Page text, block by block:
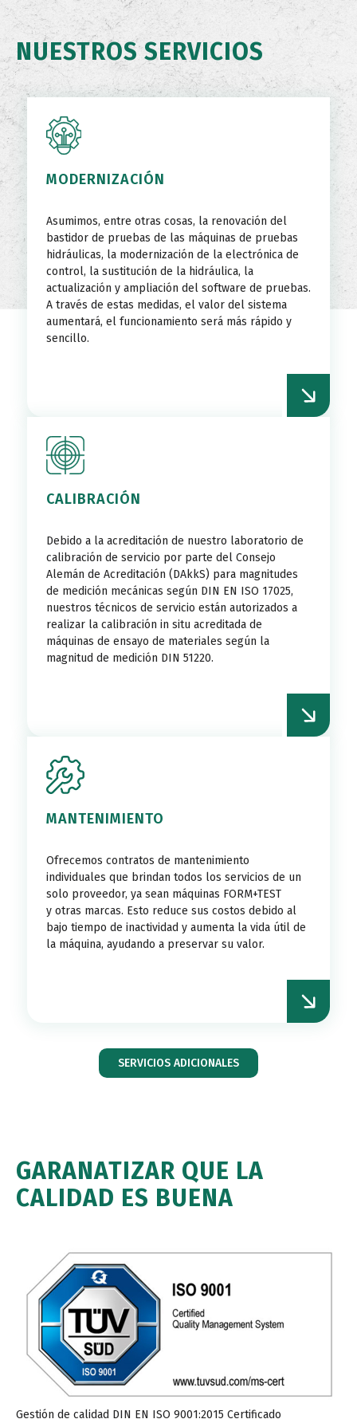
NUESTROS SERVICIOS
MODERNIZACIÓN
Asumimos, entre otras cosas, la renovación del
bastidor de pruebas de las máquinas de pruebas
hidráulicas, la modernización de la electrónica de
control, la sustitución de la hidráulica, la
actualización y ampliación del software de pruebas.
A través de estas medidas, el valor del sistema
aumentará, el funcionamiento será más rápido y
sencillo.
CALIBRACIÓN
Debido a la acreditación de nuestro laboratorio de
calibración de servicio por parte del Consejo
Alemán de Acreditación (DAkkS) para magnitudes
de medición mecánicas según DIN EN ISO 17025,
nuestros técnicos de servicio están autorizados a
realizar la calibración in situ acreditada de
máquinas de ensayo de materiales según la
magnitud de medición DIN 51220.
MANTENIMIENTO
Ofrecemos contratos de mantenimiento
individuales que brindan todos los servicios de un
solo proveedor, ya sean máquinas FORM+TEST
y otras marcas. Esto reduce sus costos debido al
bajo tiempo de inactividad y aumenta la vida útil de
la máquina, ayudando a preservar su valor.
SERVICIOS ADICIONALES
GARANATIZAR QUE LA
CALIDAD ES BUENA
Gestión de calidad DIN EN ISO 9001:2015 Certificado